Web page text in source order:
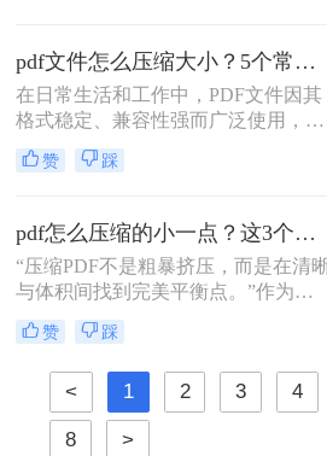
小呢？本文将介绍四种简单实用的方
法，帮助您在保持文件质量的同时减
小PDF文件的大小。
pdf文件怎么压缩大小？5个常用有效方法全解析！
在日常生活和工作中，PDF文件因其
格式稳定、兼容性强而广泛使用，但
过大的文件体积常导致传输慢、存储
不便。压缩PDF大小成为一项实用技
文将详细介绍几种常用有效方法，帮
助您快速减小PDF体积，提升效率。
无论您是办公人员、学生还是普通用
户，都能找到适合自己的解决方案。
赞 踩
pdf怎么压缩的小一点？这3个高效方法让文件“瘦身”不损质！
​“压缩PDF不是粗暴挤压，而是在清
与体积间找到完美平衡点。”作为一
名深耕办公软件测评多年的博主，小
编每天都会收到大量关于PDF处理的
咨询。其中“PDF体积太大无法传
输”“压缩后清晰度暴跌” 成了最高频
的痛点。那么pdf怎么压缩的小一点
呢？今天我将结合实测数据，分享3
赞 踩
< 1 2 3 4
8 >